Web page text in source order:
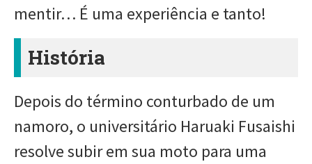
mentir… É uma experiência e tanto!
História
Depois do término conturbado de um
namoro, o universitário Haruaki Fusaishi
resolve subir em sua moto para uma